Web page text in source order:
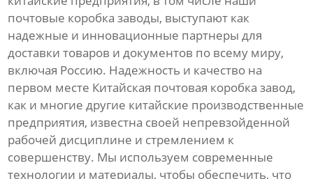
почтовые коробка заводы, выступают как
надежные и инновационные партнеры для
доставки товаров и документов по всему миру,
включая Россию. Надежность и качество на
первом месте Китайская почтовая коробка завод,
как и многие другие китайские производственные
предприятия, известна своей непревзойденной
рабочей дисциплине и стремлением к
совершенству. Мы используем современные
технологии и материалы, чтобы обеспечить, что